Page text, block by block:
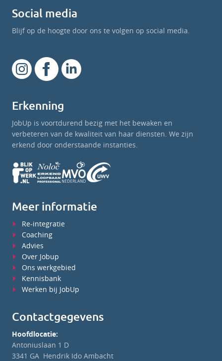
Social media
Blijf op de hoogte door ons te volgen op social media.
Erkenning
JobUp is voortdurend bezig met het bewaken en
verbeteren van de kwaliteit van haar diensten. We zijn
erkend door onderstaande instanties.
Meer informatie
Re-integratie
Coaching
Advies
Over Jobup
Ons werkgebied
Kennisbank
Werken bij JobUp
Contactgegevens
Hoofdlocatie:
Antoniuslaan 1 D
3341 GA Hendrik Ido Ambacht